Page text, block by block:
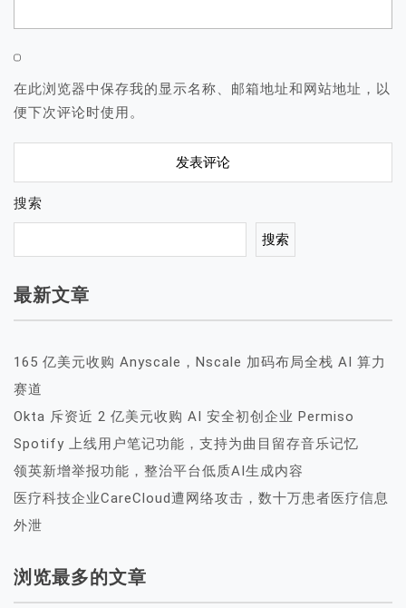
在此浏览器中保存我的显示名称、邮箱地址和网站地址，以
便下次评论时使用。
搜索
搜索
最新文章
165 亿美元收购 Anyscale，Nscale 加码布局全栈 AI 算力
赛道
Okta 斥资近 2 亿美元收购 AI 安全初创企业 Permiso
Spotify 上线用户笔记功能，支持为曲目留存音乐记忆
领英新增举报功能，整治平台低质AI生成内容
医疗科技企业CareCloud遭网络攻击，数十万患者医疗信息
外泄
浏览最多的文章